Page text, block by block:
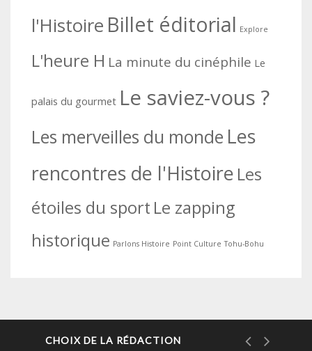
l'Histoire Billet éditorial Explore
L'heure H La minute du cinéphile Le
palais du gourmet Le saviez-vous ?
Les merveilles du monde Les
rencontres de l'Histoire Les
étoiles du sport Le zapping
historique Parlons Histoire Point Culture Tohu-Bohu
CHOIX DE LA RÉDACTION